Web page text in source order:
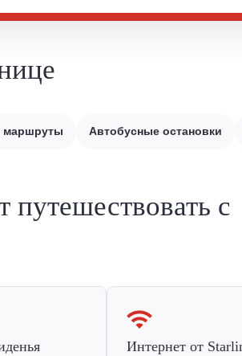
маршруты Автобусные остановки
путешествовать с
Интернет от